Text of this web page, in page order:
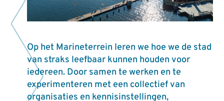
Op het Marineterrein leren we hoe we de stad
van straks leefbaar kunnen houden voor
iedereen. Door samen te werken en te
experimenteren met een collectief van
organisaties en kennisinstellingen,